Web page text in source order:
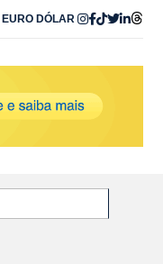
EURO DÓLAR